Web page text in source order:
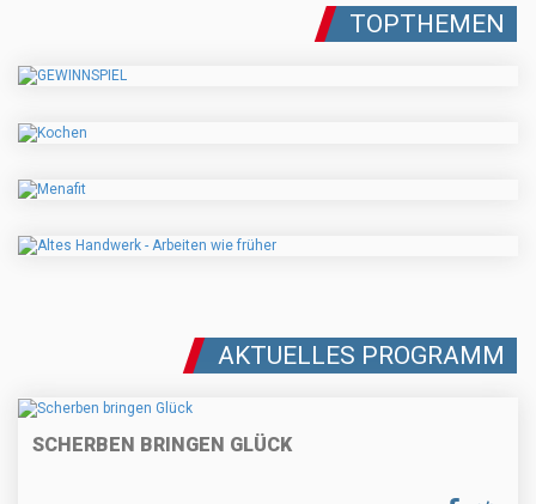
TOPTHEMEN
AKTUELLES PROGRAMM
SCHERBEN BRINGEN GLÜCK